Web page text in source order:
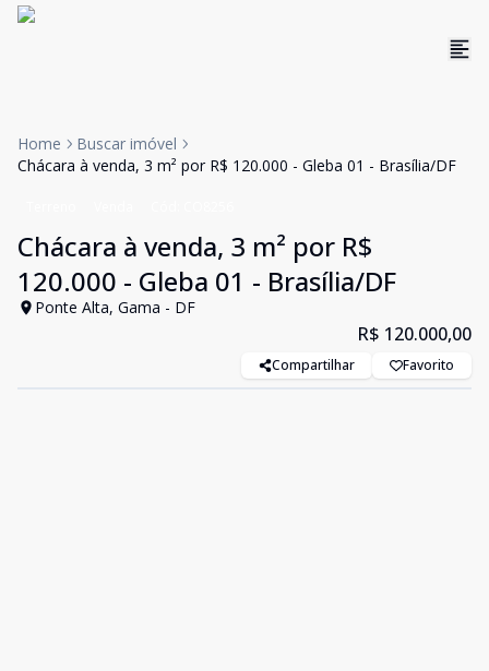
Home
Buscar imóvel
Chácara à venda, 3 m² por R$ 120.000 - Gleba 01 - Brasília/DF
Chácara à venda, 3 m² por R$
120.000 - Gleba 01 - Brasília/DF
Ponte Alta, Gama - DF
R$ 120.000,00
Compartilhar Favorito